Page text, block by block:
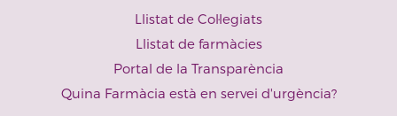
Llistat de Col·legiats
Llistat de farmàcies
Portal de la Transparència
Quina Farmàcia està en servei d'urgència?